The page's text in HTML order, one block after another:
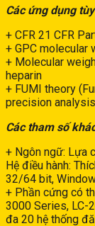
Các ứng dụng
+ CFR 21 CFR
+ GPC molecular
+ Molecular
heparin
+ FUMI theory
precision analysis
Các tham số
+ Ngôn ngữ: Lựa
Hệ điều hành:
32/64 bit,
+ Phần cứng có
3000 Series, LC-
đa 20 hệ thống